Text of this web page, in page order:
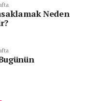
tek bir bomba
imkân tanıyor.
envanterdeki
bir şekilde
Neden